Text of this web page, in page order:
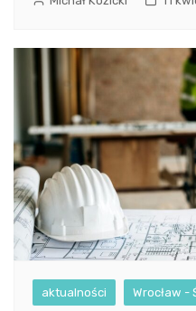
aktualności Wrocław -